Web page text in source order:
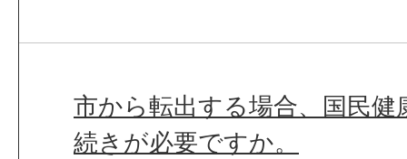
市から転出する場合、国民健
続きが必要ですか。